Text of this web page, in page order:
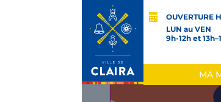
OUVERTURE
LUN au VEN
9h-12h et
MA